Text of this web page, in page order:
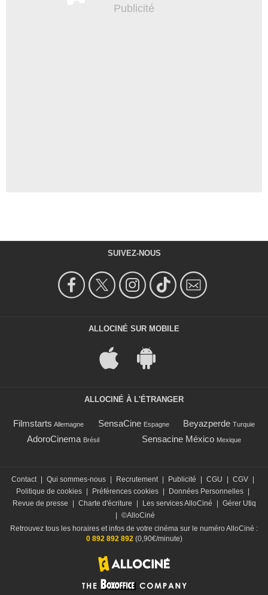
SUIVEZ-NOUS
ALLOCINÉ SUR MOBILE
ALLOCINÉ À L'ÉTRANGER
Filmstarts Allemagne SensaCine Espagne Beyazperde Turquie
AdoroCinema Brésil Sensacine México Mexique
Contact | Qui sommes-nous | Recrutement | Publicité | CGU | CGV |
Politique de cookies | Préférences cookies | Données Personnelles |
Revue de presse
| Charte d'écriture | Les services AlloCiné | Gérer Utiq
| ©AlloCiné
Retrouvez tous les horaires et infos de votre cinéma sur le numéro AlloCiné :
0 892 892 892 (0,90€/minute)